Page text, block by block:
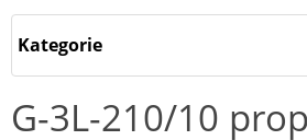
Kategorie
G-3L-210/10